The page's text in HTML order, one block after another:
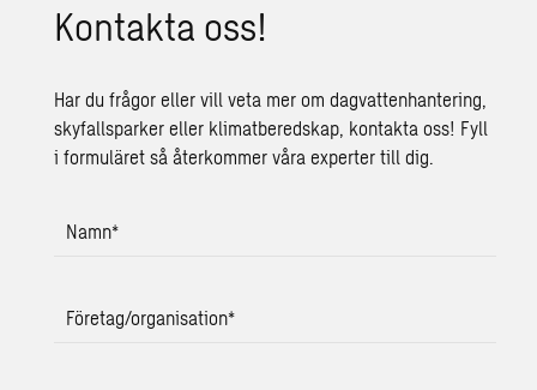
Kon­tak­ta oss!
Har du frågor eller vill veta mer om dagvattenhantering,
skyfallsparker eller klimatberedskap, kontakta oss! Fyll
i formuläret så återkommer våra experter till dig.
Namn*
Företag/organisation*